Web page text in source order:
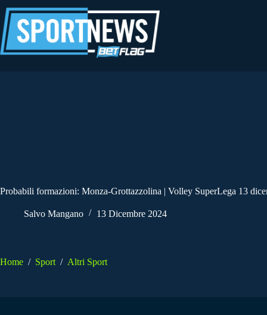
al
contenuto
Probabili formazioni: Monza-Grottazzolina | Volley SuperLega 13
Salvo Mangano 13 Dicembre 2024
Home / Sport / Altri Sport